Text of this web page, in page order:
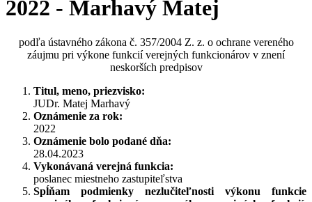
2022 - Marhavý Matej
podľa ústavného zákona č. 357/2004 Z. z. o ochrane vereného
záujmu pri výkone funkcií verejných funkcionárov v znení
neskorších predpisov
Titul, meno, priezvisko:
JUDr. Matej Marhavý
Oznámenie za rok:
2022
Oznámenie bolo podané dňa:
28.04.2023
Vykonávaná verejná funkcia:
poslanec miestneho zastupiteľstva
Spĺňam podmienky nezlučiteľnosti výkonu funkcie